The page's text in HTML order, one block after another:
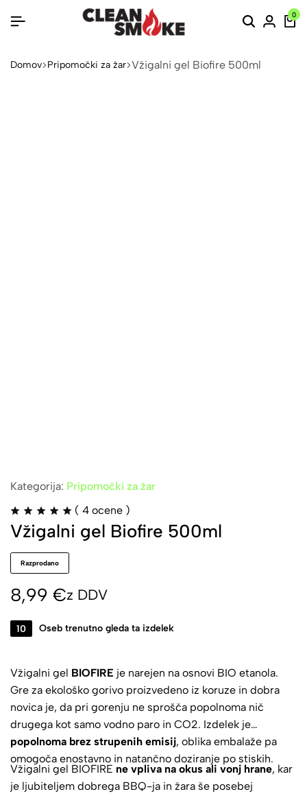
0
Domov Pripomočki za žar Vžigalni gel Biofire 500ml
Kategorija: Pripomočki za žar
( 4 ocene )
Vžigalni gel Biofire 500ml
Razprodano
8,99 €z DDV
10 Oseb trenutno gleda ta izdelek
Vžigalni gel BIOFIRE je narejen na osnovi BIO etanola.
Gre za ekološko gorivo proizvedeno iz koruze in dobra
novica je, da pri gorenju ne sprošča popolnoma nič
drugega kot samo vodno paro in CO2. Izdelek je
popolnoma brez strupenih emisij, oblika embalaže pa
omogoča enostavno in natančno doziranje po stiskih.
Vžigalni gel BIOFIRE ne vpliva na okus ali vonj hrane, kar
je ljubiteljem dobrega BBQ-ja in žara še posebej